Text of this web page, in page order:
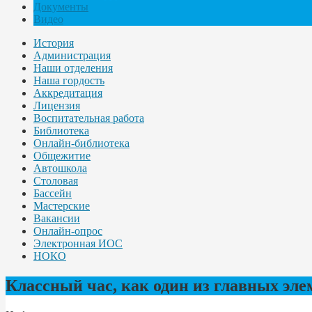
Документы
Видео
История
Администрация
Наши отделения
Наша гордость
Аккредитация
Лицензия
Воспитательная работа
Библиотека
Онлайн-библиотека
Общежитие
Автошкола
Столовая
Бассейн
Мастерские
Вакансии
Онлайн-опрос
Электронная ИОС
НОКО
Классный час, как один из главных